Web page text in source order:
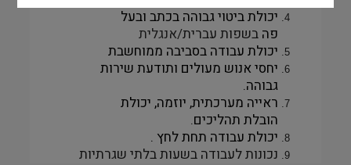
יכולת ביטוי גבוהה בכתב ובעל
פה בשפות עברית/אנגלית
יכולת עבודה בסביבה ממוחשבת
יחסי אנוש מעולים ותודעת שירות
גבוהה.
ראייה מערכתית, יוזמה, יכולת
הובלת תהליכים.
יכולת עבודה תחת לחץ .
נכונות לעבודה בשעות בלתי שגרתיות